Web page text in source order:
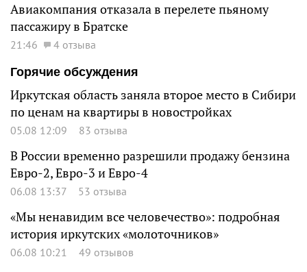
Авиакомпания отказала в перелете пьяному
пассажиру в Братске
21:46
4 отзыва
Горячие обсуждения
Иркутская область заняла второе место в Сибири
по ценам на квартиры в новостройках
05.08 12:09 83 отзыва
В России временно разрешили продажу бензина
Евро-2, Евро-3 и Евро-4
06.08 13:37 53 отзыва
«Мы ненавидим все человечество»: подробная
история иркутских «молоточников»
06.08 10:21 49 отзывов